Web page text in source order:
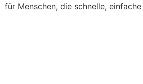
f‬ür Menschen, d‬ie schnelle,